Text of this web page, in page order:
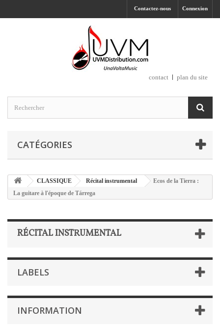
Connexion
Contactez-nous
contact plan du site
CATÉGORIES
CLASSIQUE Récital instrumental
Ecos de la Tierra :
La guitare à l'époque de Tárrega
RÉCITAL INSTRUMENTAL
LABELS
INFORMATION